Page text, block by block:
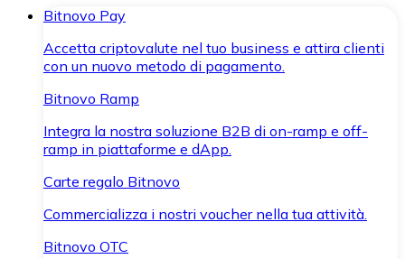
Bitnovo Pay
Accetta criptovalute nel tuo business e attira clienti
con un nuovo metodo di pagamento.
Bitnovo Ramp
Integra la nostra soluzione B2B di on-ramp e off-
ramp in piattaforme e dApp.
Carte regalo Bitnovo
Commercializza i nostri voucher nella tua attività.
Bitnovo OTC